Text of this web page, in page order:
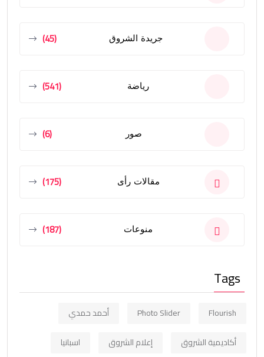
جريدة الشروق (45)
رياضة (541)
صور (6)
مقالات رأى (175)
منوعات (187)
Tags
Flourish
Photo Slider
أحمد حمدي
أكاديمية الشروق
إعلام الشروق
اسبانيا